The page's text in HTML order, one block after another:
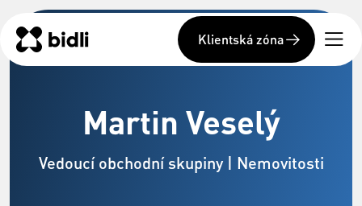
Klientská zóna
Martin Veselý
Vedoucí obchodní skupiny | Nemovitosti